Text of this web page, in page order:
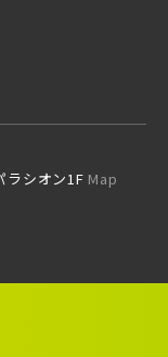
ラシオン1F Map